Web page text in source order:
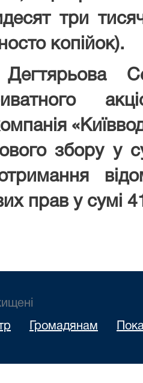
три
копійок).
збору у
прав у сумі
Громадянам